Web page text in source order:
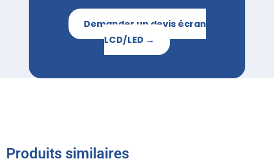
Demander un devis écran
LCD/LED →
Produits similaires